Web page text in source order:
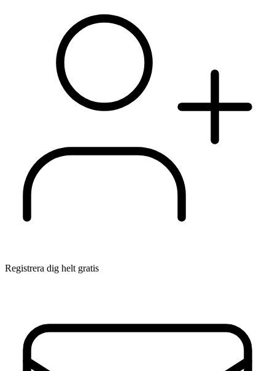
Registrera dig helt gratis